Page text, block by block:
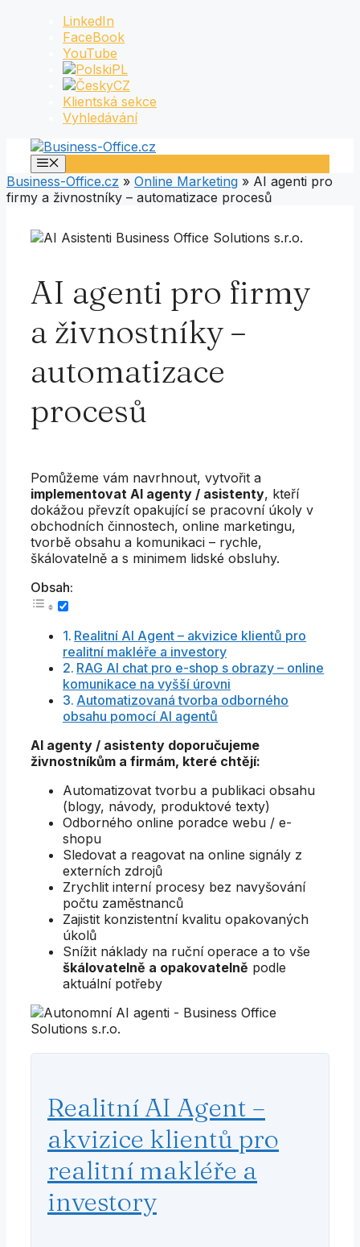
LinkedIn
FaceBook
YouTube
PL
CZ
Klientská sekce
Vyhledávání
Business-Office.cz » Online Marketing » AI agenti pro
firmy a živnostníky – automatizace procesů
AI agenti pro firmy
a živnostníky –
automatizace
procesů
Pomůžeme vám navrhnout, vytvořit a
implementovat AI agenty / asistenty, kteří
dokážou převzít opakující se pracovní úkoly v
obchodních činnostech, online marketingu,
tvorbě obsahu a komunikaci – rychle,
škálovatelně a s minimem lidské obsluhy.
Obsah:
Realitní AI Agent – akvizice klientů pro
realitní makléře a investory
RAG AI chat pro e-shop s obrazy – online
komunikace na vyšší úrovni
Automatizovaná tvorba odborného
obsahu pomocí AI agentů
AI agenty / asistenty doporučujeme
živnostníkům a firmám, které chtějí:
Automatizovat tvorbu a publikaci obsahu
(blogy, návody, produktové texty)
Odborného online poradce webu / e-
shopu
Sledovat a reagovat na online signály z
externích zdrojů
Zrychlit interní procesy bez navyšování
počtu zaměstnanců
Zajistit konzistentní kvalitu opakovaných
úkolů
Snížit náklady na ruční operace a to vše
škálovatelně a opakovatelně podle
aktuální potřeby
Realitní AI Agent –
akvizice klientů pro
realitní makléře a
investory